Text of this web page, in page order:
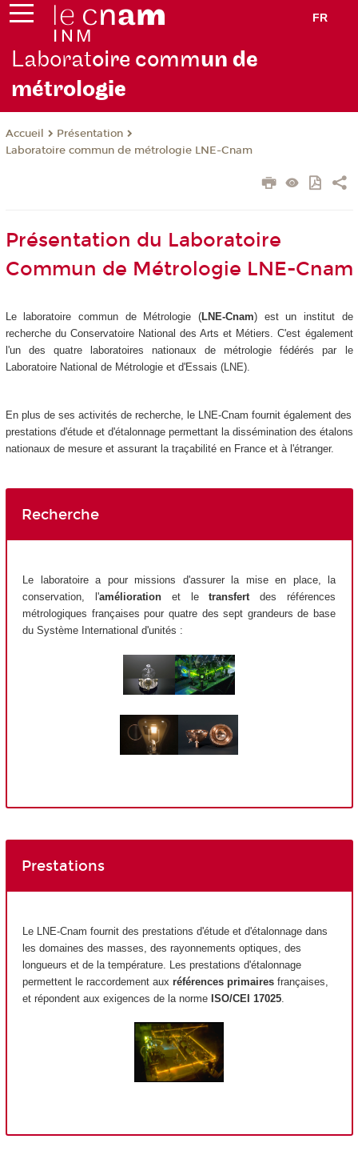
FR
Laboratoire commun de
métrologie
Accueil
Présentation
Laboratoire commun de métrologie LNE-Cnam
Présentation du Laboratoire
Commun de Métrologie LNE-Cnam
Le laboratoire commun de Métrologie (LNE-Cnam) est un institut de
recherche du Conservatoire National des Arts et Métiers. C'est également
l'un des quatre laboratoires nationaux de métrologie fédérés par le
Laboratoire National de Métrologie et d'Essais (LNE).
En plus de ses activités de recherche, le LNE-Cnam fournit également des
prestations d'étude et d'étalonnage permettant la dissémination des étalons
nationaux de mesure et assurant la traçabilité en France et à l'étranger.
Recherche
Le laboratoire a pour missions d'assurer la mise en place, la
conservation, l'améliorationet letransfertdes références
métrologiques françaises pour quatre des sept grandeurs de base
du Système International d'unités :
Prestations
Le LNE-Cnam fournit des prestations d'étude et d'étalonnage dans
les domaines des masses, des rayonnements optiques, des
longueurs et de la température. Les prestations d'étalonnage
permettent le raccordement aux références primaires françaises,
et répondent aux exigences de la norme ISO/CEI 17025